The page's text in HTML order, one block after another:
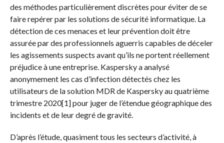
des méthodes particulièrement discrètes pour éviter de se
faire repérer par les solutions de sécurité informatique. La
détection de ces menaces et leur prévention doit être
assurée par des professionnels aguerris capables de déceler
les agissements suspects avant qu’ils ne portent réellement
préjudice à une entreprise. Kaspersky a analysé
anonymement les cas d’infection détectés chez les
utilisateurs de la solution MDR de Kaspersky au quatrième
trimestre 2020[1] pour juger de l’étendue géographique des
incidents et de leur degré de gravité.
D’après l’étude, quasiment tous les secteurs d’activité, à